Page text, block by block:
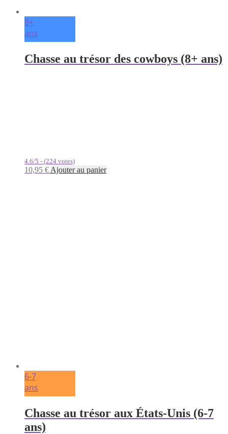
8+
ans
Chasse au trésor des cowboys (8+ ans)
4.6/5 - (224 votes)
10,95 € Ajouter au panier
6-7
ans
Chasse au trésor aux États-Unis (6-7
ans)